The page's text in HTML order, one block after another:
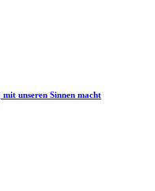
unseren Sinnen macht